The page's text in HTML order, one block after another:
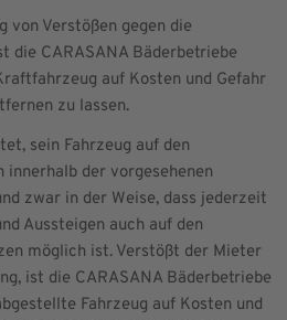
von Verstößen gegen die
die CARASANA Bäderbetriebe
auf Kosten und Gefahr
zu lassen.
sein Fahrzeug auf den
der vorgesehenen
zwar in der Weise, dass jederzeit
Aussteigen auch auf den
möglich ist. Verstößt der Mieter
ist die CARASANA Bäderbetriebe
Fahrzeug auf Kosten und